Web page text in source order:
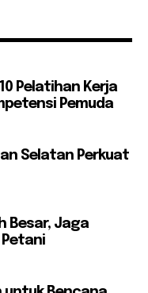
Pelatihan Kerja
Pemuda
Selatan Perkuat
Besar, Jaga